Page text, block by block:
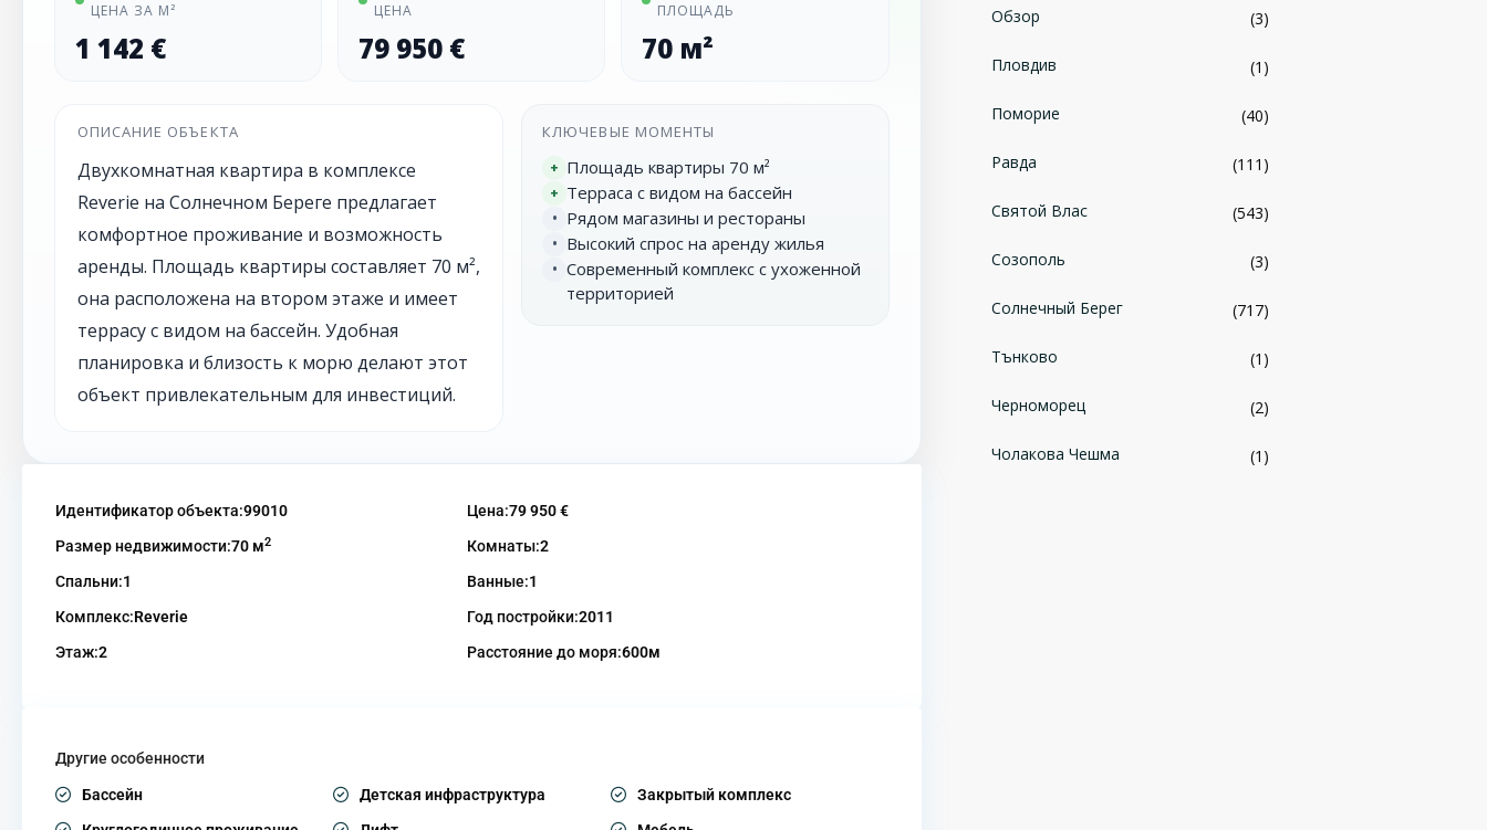
ЦЕНА ЗА М²
1 142 €
ЦЕНА
79 950 €
ПЛОЩАДЬ
70 м²
ОПИСАНИЕ ОБЪЕКТА
Двухкомнатная квартира в комплексе
Reverie на Солнечном Береге предлагает
комфортное проживание и возможность
аренды. Площадь квартиры составляет 70 м²,
она расположена на втором этаже и имеет
террасу с видом на бассейн. Удобная
планировка и близость к морю делают этот
объект привлекательным для инвестиций.
КЛЮЧЕВЫЕ МОМЕНТЫ
+ Площадь квартиры 70 м²
+ Терраса с видом на бассейн
• Рядом магазины и рестораны
• Высокий спрос на аренду жилья
• Современный комплекс с ухоженной
территорией
Идентификатор объекта:99010 Цена:79 950 €
Размер недвижимости:70 м2 Комнаты:2
Спальни:1 Ванные:1
Комплекс:Reverie Год постройки:2011
Этаж:2 Расстояние до моря:600м
Другие особенности
Бассейн Детская инфраструктура
Закрытый комплекс
Обзор (3)
Пловдив (1)
Поморие (40)
Равда (111)
Святой Влас (543)
Созополь (3)
Солнечный Берег (717)
Тънково (1)
Черноморец (2)
Чолакова Чешма (1)